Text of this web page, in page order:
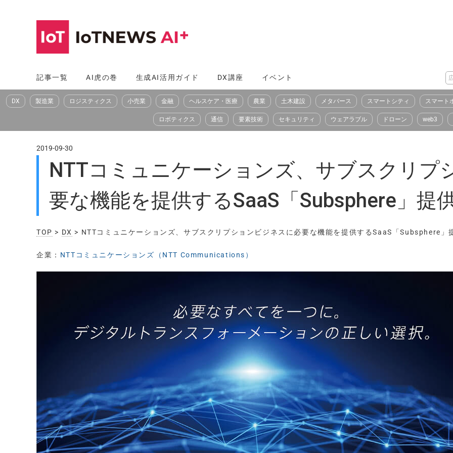
へ
ス
記事一覧 AI虎の巻 生成AI活用ガイド DX講座 イベント
DX 製造業 ロジスティクス 小売業 金融 ヘルスケア・医療 農業 土木建設 メタバース スマートシティ スマート
ロボティクス 通信 要素技術 セキュリティ ウェアラブル ドローン web3
2019-09-30
NTTコミュニケーションズ、サブスクリプ
要な機能を提供するSaaS「Subsphere」提
TOP > DX > NTTコミュニケーションズ、サブスクリプションビジネスに必要な機能を提供するSaaS「Subsphere」
企業： NTTコミュニケーションズ（NTT Communications）